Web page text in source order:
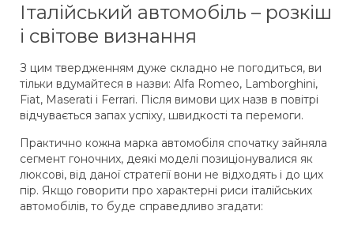
Італійський автомобіль – розкіш
і світове визнання
З цим твердженням дуже складно не погодиться, ви
тільки вдумайтеся в назви: Alfa Romeo, Lamborghini,
Fiat, Maserati і Ferrari. Після вимови цих назв в повітрі
відчувається запах успіху, швидкості та перемоги.
Практично кожна марка автомобіля спочатку зайняла
сегмент гоночних, деякі моделі позиціонувалися як
люксові, від даної стратегії вони не відходять і до цих
пір. Якщо говорити про характерні риси італійських
автомобілів, то буде справедливо згадати: